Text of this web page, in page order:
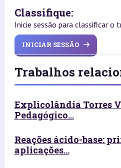
Classifique:
Inicie sessão para classificar o
INICIAR SESSÃO
Trabalhos
Explicolândia Torres
Pedagógico...
Reações ácido-base:
aplicações...